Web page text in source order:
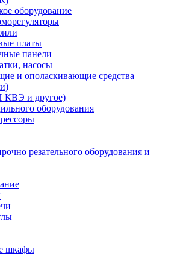
оборудование
платы
панели
насосы
и ополаскивающие средства
и другое)
оборудования
резательного оборудования и
шкафы